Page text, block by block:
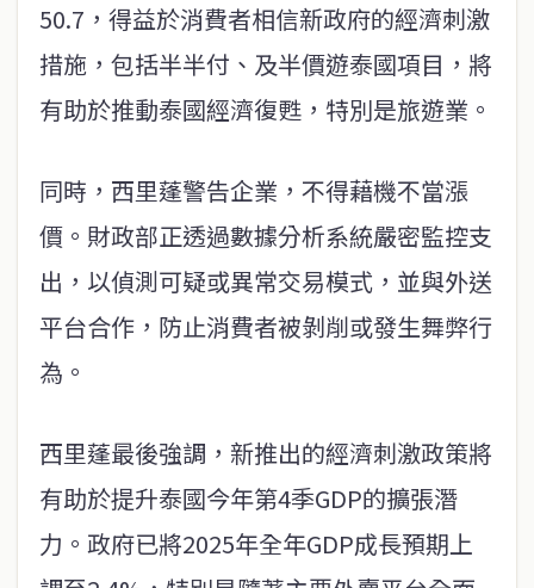
50.7，得益於消費者相信新政府的經濟刺激
措施，包括半半付、及半價遊泰國項目，將
有助於推動泰國經濟復甦，特別是旅遊業。
同時，西里蓬警告企業，不得藉機不當漲
價。財政部正透過數據分析系統嚴密監控支
出，以偵測可疑或異常交易模式，並與外送
平台合作，防止消費者被剝削或發生舞弊行
為。
西里蓬最後強調，新推出的經濟刺激政策將
有助於提升泰國今年第4季GDP的擴張潛
力。政府已將2025年全年GDP成長預期上